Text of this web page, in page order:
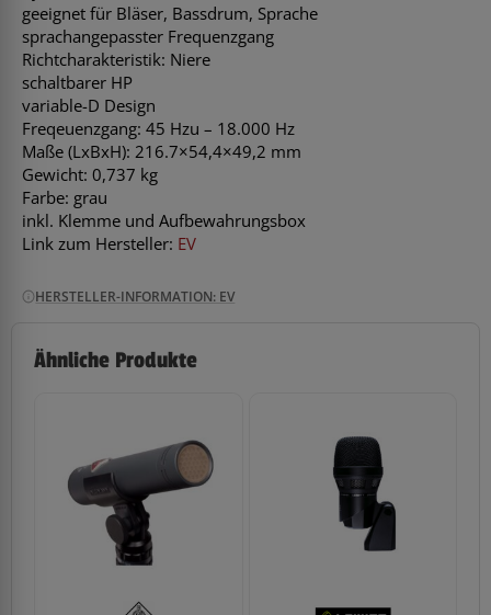
geeignet für Bläser, Bassdrum, Sprache
sprachangepasster Frequenzgang
Richtcharakteristik: Niere
schaltbarer HP
variable-D Design
Freqeuenzgang: 45 Hzu – 18.000 Hz
Maße (LxBxH): 216.7×54,4×49,2 mm
Gewicht: 0,737 kg
Farbe: grau
inkl. Klemme und Aufbewahrungsbox
Link zum Hersteller: EV
HERSTELLER-INFORMATION: EV
Ähnliche Produkte